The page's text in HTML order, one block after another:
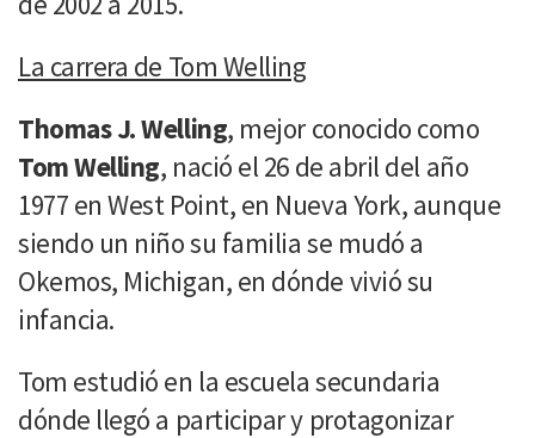
La carrera de Tom Welling
Thomas J. Welling, mejor conocido como
Tom Welling, nació el 26 de abril del año
1977 en West Point, en Nueva York, aunque
siendo un niño su familia se mudó a
Okemos, Michigan, en dónde vivió su
infancia.
Tom estudió en la escuela secundaria
dónde llegó a participar y protagonizar